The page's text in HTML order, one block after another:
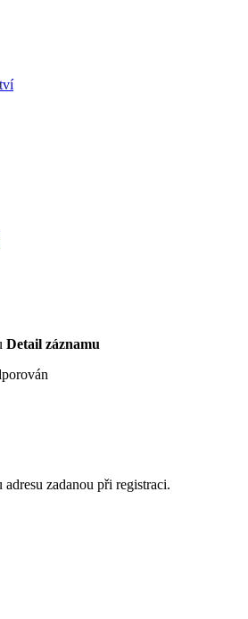
Detail záznamu
zadanou při registraci.